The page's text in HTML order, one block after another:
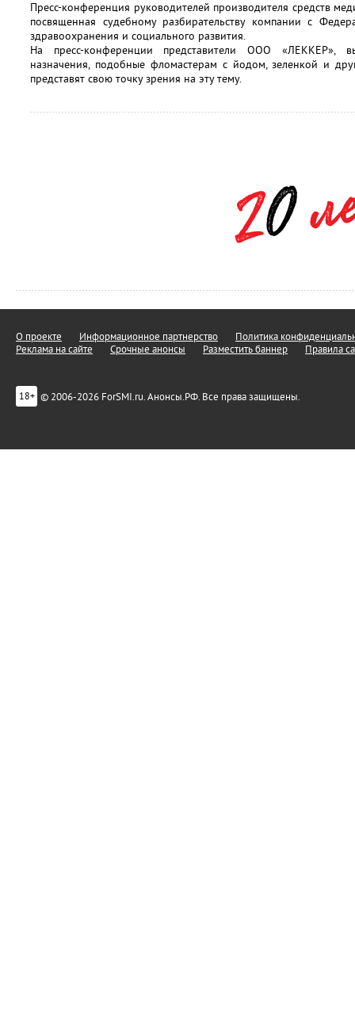
Пресс-конференция руководителей производителя средств
посвященная судебному разбирательству компании с
здравоохранения и социального развития.
На пресс-конференции представители ООО «ЛЕККЕР»,
назначения, подобные фломастерам с йодом, зеленкой и
представят свою точку зрения на эту тему.
О проекте Информационное партнерство
Политика
Реклама на сайте
Срочные анонсы Разместить баннер Правила
18+ © 2006-2026 ForSMI.ru. Анонсы.РФ. Все права защищены.